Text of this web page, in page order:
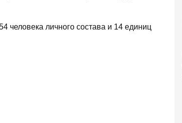
человека личного состава и 14 единиц